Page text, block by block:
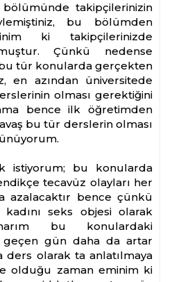
bölümünde takipçilerinizin
bu bölümden
ki takipçilerinizde
Çünkü nedense
tür konularda gerçekten
en azından üniversitede
olması gerektiğini
bence ilk öğretimden
bu tür derslerin olması
istiyorum; bu konularda
tecavüz olayları her
azalacaktır bence çünkü
seks objesi olarak
bu konulardaki
gün daha da artar
ders olarak ta anlatılmaya
olduğu zaman eminim ki